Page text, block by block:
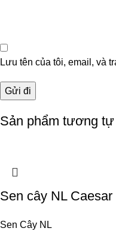
Lưu tên của tôi, email, và
Sản phẩm tương tự
Sen cây NL
Sen Cây NL